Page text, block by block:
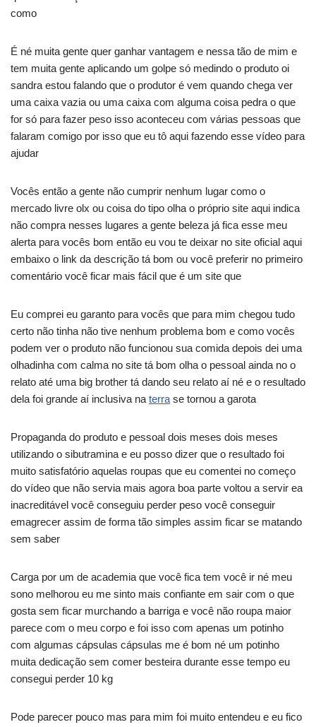
como
É né muita gente quer ganhar vantagem e nessa tão de mim e
tem muita gente aplicando um golpe só medindo o produto oi
sandra estou falando que o produtor é vem quando chega ver
uma caixa vazia ou uma caixa com alguma coisa pedra o que
for só para fazer peso isso aconteceu com várias pessoas que
falaram comigo por isso que eu tô aqui fazendo esse vídeo para
ajudar
Vocês então a gente não cumprir nenhum lugar como o
mercado livre olx ou coisa do tipo olha o próprio site aqui indica
não compra nesses lugares a gente beleza já fica esse meu
alerta para vocês bom então eu vou te deixar no site oficial aqui
embaixo o link da descrição tá bom ou você preferir no primeiro
comentário você ficar mais fácil que é um site que
Eu comprei eu garanto para vocês que para mim chegou tudo
certo não tinha não tive nenhum problema bom e como vocês
podem ver o produto não funcionou sua comida depois dei uma
olhadinha com calma no site tá bom olha o pessoal ainda no o
relato até uma big brother tá dando seu relato aí né e o resultado
dela foi grande aí inclusiva na terra se tornou a garota
Propaganda do produto e pessoal dois meses dois meses
utilizando o sibutramina e eu posso dizer que o resultado foi
muito satisfatório aquelas roupas que eu comentei no começo
do vídeo que não servia mais agora boa parte voltou a servir ea
inacreditável você conseguiu perder peso você conseguir
emagrecer assim de forma tão simples assim ficar se matando
sem saber
Carga por um de academia que você fica tem você ir né meu
sono melhorou eu me sinto mais confiante em sair com o que
gosta sem ficar murchando a barriga e você não roupa maior
parece com o meu corpo e foi isso com apenas um potinho
com algumas cápsulas cápsulas me é bom né um potinho
muita dedicação sem comer besteira durante esse tempo eu
consegui perder 10 kg
Pode parecer pouco mas para mim foi muito entendeu e eu fico